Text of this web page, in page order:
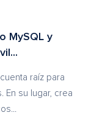
MySQL y
raíz para
En su lugar, crea